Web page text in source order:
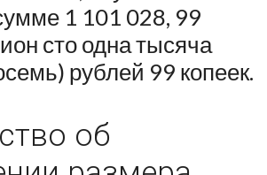
1 101 028, 99
сто одна тысяча
рублей 99 копеек.
об